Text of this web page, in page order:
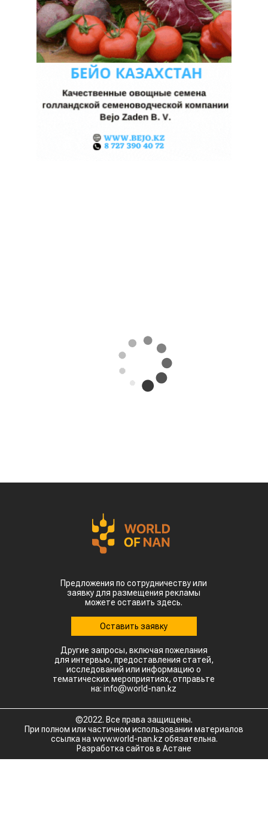
Предложения по сотрудничеству или
заявку для размещения рекламы
можете оставить здесь.
Оставить заявку
Другие запросы, включая пожелания
для интервью, предоставления статей,
исследований или информацию о
тематических мероприятиях, отправьте
на: info@world-nan.kz
©2022. Все права защищены.
При полном или частичном использовании материалов
ссылка на www.world-nan.kz обязательна.
Разработка сайтов в Астане